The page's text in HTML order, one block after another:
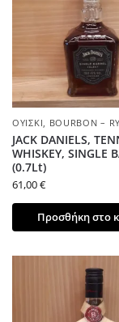
ΟΥΊΣΚΙ, BOURBON –
JACK DANIELS,
WHISKEY, SINGLE
(0.7Lt)
61,00€
Προσθήκη στο